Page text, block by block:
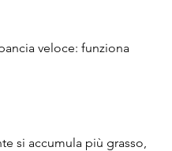
veloce: funziona
si accumula più grasso,